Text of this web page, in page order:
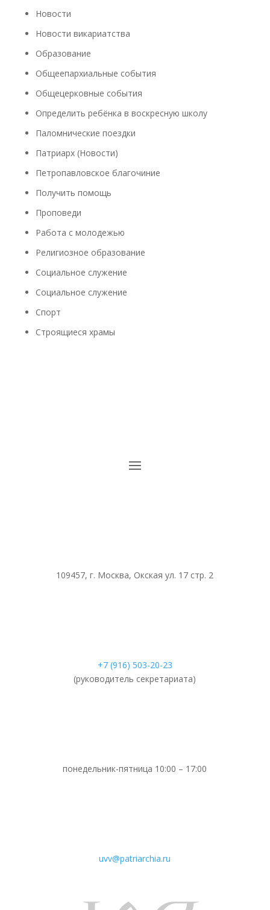
Новости
Новости викариатства
Образование
Общеепархиальные события
Общецерковные события
Определить ребёнка в воскресную школу
Паломнические поездки
Патриарх (Новости)
Петропавловское благочиние
Получить помощь
Проповеди
Работа с молодежью
Религиозное образование
Социальное служение
Социальное служение
Спорт
Строящиеся храмы
109457, г. Москва, Окская ул. 17 стр. 2
+7 (916) 503-20-23
(руководитель секретариата)
понедельник-пятница 10:00 – 17:00
uvv@patriarchia.ru